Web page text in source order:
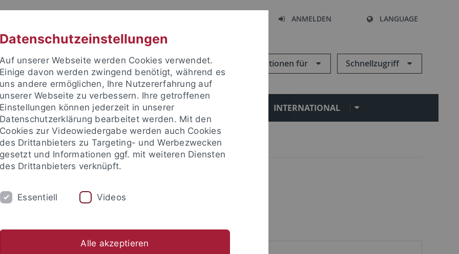
ANMELDEN LANGUAGE
Informationen für Schnellzugriff
FORSCHUNG EINRICHTUNGEN INTERNATIONAL
um sich anzumelden:
Datenschutzeinstellungen
Auf unserer Webseite werden Cookies verwendet.
Einige davon werden zwingend benötigt, während es
uns andere ermöglichen, Ihre Nutzererfahrung auf
unserer Webseite zu verbessern. Ihre getroffenen
Einstellungen können jederzeit in unserer
Datenschutzerklärung bearbeitet werden. Mit den
Cookies zur Videowiedergabe werden auch Cookies
des Drittanbieters zu Targeting- und Werbezwecken
gesetzt und Informationen ggf. mit weiteren Diensten
des Drittanbieters verknüpft.
Essentiell Videos
Alle akzeptieren